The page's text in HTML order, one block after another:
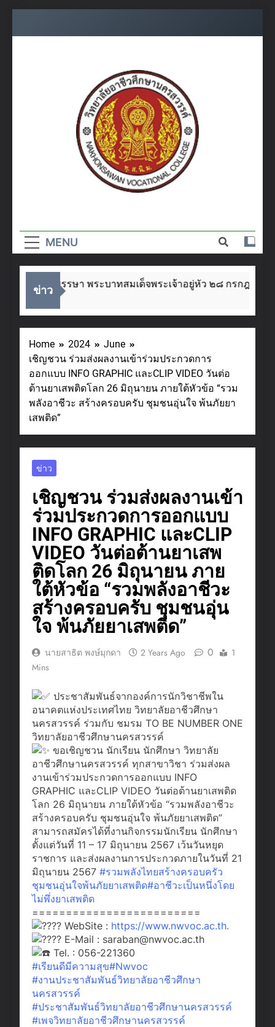
อาชีวศึกษา
นครสวรรค์
MENU
ข่าว
พระชนมพรรษา พระบาทสมเด็จพระเจ้าอยู่หัว ๒๘ กรกฎาคม ๒
Home 2024
June
เชิญชวน ร่วมส่งผลงานเข้าร่วมประกวดการ
ออกแบบ INFO GRAPHIC และCLIP VIDEO วันต่อ
ต้านยาเสพติดโลก 26 มิถุนายน ภายใต้หัวข้อ “รวม
พลังอาชีวะ สร้างครอบครับ ชุมชนอุ่นใจ พ้นภัยยา
เสพติด”
ข่าว
เชิญชวน ร่วมส่งผลงานเข้า
ร่วมประกวดการออกแบบ
INFO GRAPHIC และCLIP
VIDEO วันต่อต้านยาเสพ
ติดโลก 26 มิถุนายน ภาย
ใต้หัวข้อ “รวมพลังอาชีวะ
สร้างครอบครับ ชุมชนอุ่น
ใจ พ้นภัยยาเสพติด”
นายสาธิต พงษ์มุกดา 2 Years Ago 0
1
Mins
ประชาสัมพันธ์จากองค์การนักวิชาชีพใน
อนาคตแห่งประเทศไทย วิทยาลัยอาชีวศึกษา
นครสวรรค์ ร่วมกับ ชมรม TO BE NUMBER ONE
วิทยาลัยอาชีวศึกษานครสวรรค์
ขอเชิญชวน นักเรียน นักศึกษา วิทยาลัย
อาชีวศึกษานครสวรรค์ ทุกสาขาวิชา ร่วมส่งผล
งานเข้าร่วมประกวดการออกแบบ INFO
GRAPHIC และCLIP VIDEO วันต่อต้านยาเสพติด
โลก 26 มิถุนายน ภายใต้หัวข้อ “รวมพลังอาชีวะ
สร้างครอบครับ ชุมชนอุ่นใจ พ้นภัยยาเสพติด”
สามารถสมัครได้ที่งานกิจกรรมนักเรียน นักศึกษา
ตั้งแต่วันที่ 11 – 17 มิถุนายน 2567 เว้นวันหยุด
ราชการ และส่งผลงานการประกวดภายในวันที่ 21
มิถุนายน 2567 #รวมพลังไทยสร้างครอบครัว
ชุมชนอุ่นใจพ้นภัยยาเสพติด#อาชีวะเป็นหนึ่งโดย
ไม่พึ่งยาเสพติด
=========================
WebSite : https://www.nwvoc.ac.th.
E-Mail : saraban@nwvoc.ac.th
Tel. : 056-221360
#เรียนดีมีความสุข#Nwvoc
#งานประชาสัมพันธ์วิทยาลัยอาชีวศึกษา
นครสวรรค์
#ประชาสัมพันธ์วิทยาลัยอาชีวศึกษานครสวรรค์
#เพจวิทยาลัยอาชีวศึกษานครสวรรค์